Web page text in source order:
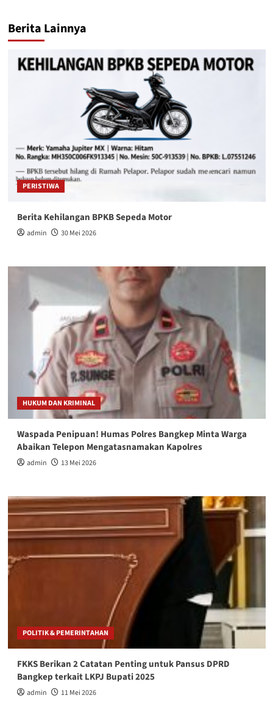
Berita Lainnya
PERISTIWA
Berita Kehilangan BPKB Sepeda Motor
admin 30 Mei 2026
HUKUM DAN KRIMINAL
Waspada Penipuan! Humas Polres Bangkep Minta Warga
Abaikan Telepon Mengatasnamakan Kapolres
admin 13 Mei 2026
POLITIK & PEMERINTAHAN
FKKS Berikan 2 Catatan Penting untuk Pansus DPRD
Bangkep terkait LKPJ Bupati 2025
admin 11 Mei 2026